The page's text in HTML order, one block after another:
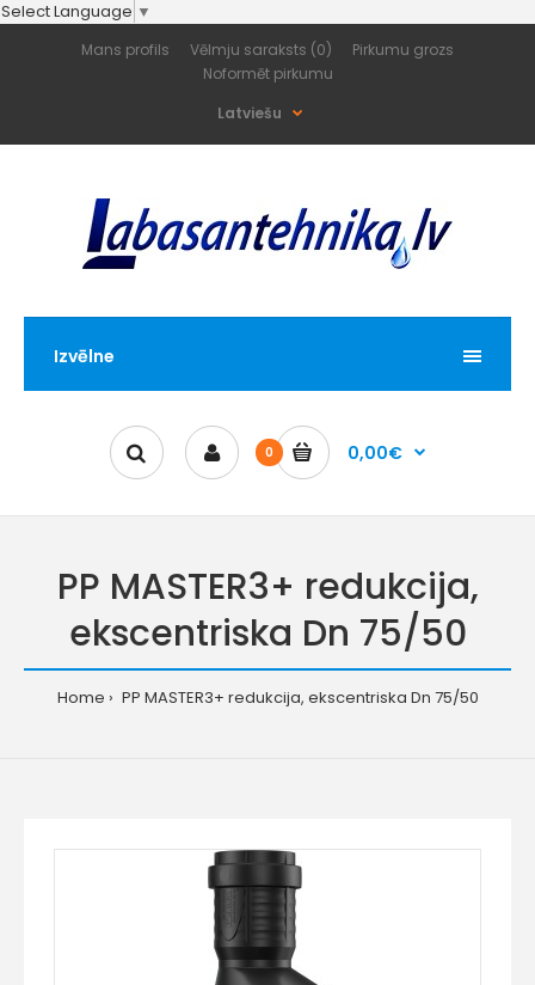
Select Language ▼
Mans profils Vēlmju saraksts (0)
Pirkumu grozs
Noformēt pirkumu
Latviešu
Izvēlne
0 0,00€
PP MASTER3+ redukcija,
ekscentriska Dn 75/50
Home PP MASTER3+ redukcija, ekscentriska Dn 75/50